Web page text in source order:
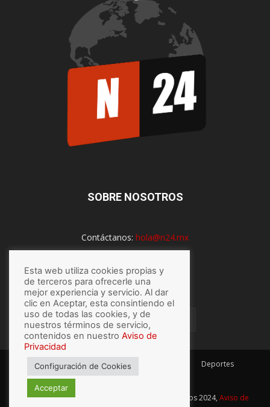
SOBRE NOSOTROS
Contáctanos: hola@n24.mx
SÍGUENOS
México Mundo Economía
Deportes
Espectaculos
© Hecho con por N24.mx, Derechos Reservados 2024, Aviso de
Esta web utiliza cookies propias y
de terceros para ofrecerle una
mejor experiencia y servicio. Al dar
clic en Aceptar, esta consintiendo el
uso de todas las cookies, y de
nuestros términos de servicio,
contenidos en nuestro Aviso de
Privacidad
Configuración de Cookies
Acceptar